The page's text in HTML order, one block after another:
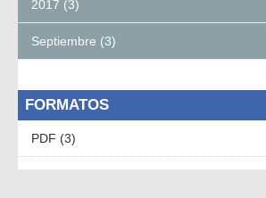
2017 (3)
Septiembre (3)
FORMATOS
PDF (3)